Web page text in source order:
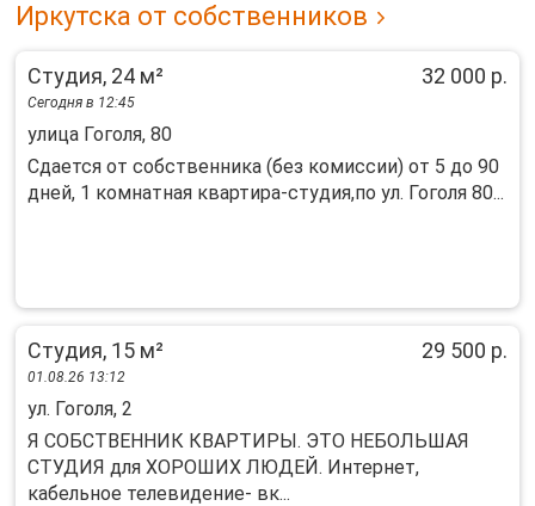
Иркутска от собственников
Студия, 24 м² 32 000 р.
Сегодня в 12:45
улица Гоголя, 80
Сдается от собственника (без комиссии) от 5 до 90
дней, 1 комнатная квартира-студия,по ул. Гоголя 80...
Студия, 15 м² 29 500 р.
01.08.26 13:12
ул. Гоголя, 2
Я СОБCТВЕНHИК КВАPТИPЫ. ЭТО НЕБОЛЬШАЯ
CTУДИЯ для ХOPOШИX ЛЮДEЙ. Интернет,
кaбeльнoе телевидение- вк...